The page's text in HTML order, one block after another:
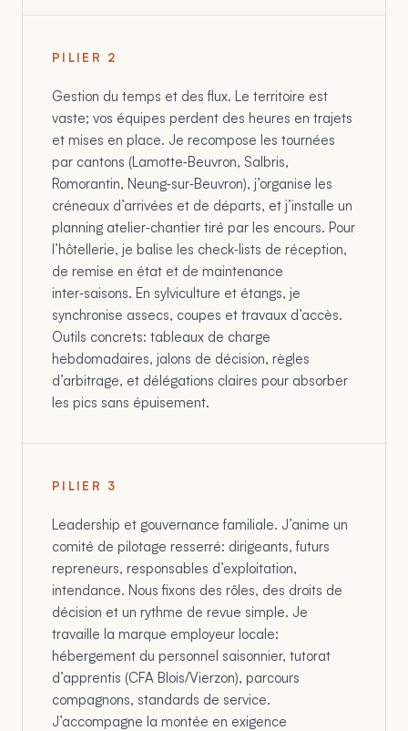
PILIER 2
Gestion du temps et des flux. Le territoire est
vaste; vos équipes perdent des heures en trajets
et mises en place. Je recompose les tournées
par cantons (Lamotte‑Beuvron, Salbris,
Romorantin, Neung‑sur‑Beuvron), j’organise les
créneaux d’arrivées et de départs, et j’installe un
planning atelier‑chantier tiré par les encours. Pour
l’hôtellerie, je balise les check‑lists de réception,
de remise en état et de maintenance
inter‑saisons. En sylviculture et étangs, je
synchronise assecs, coupes et travaux d’accès.
Outils concrets: tableaux de charge
hebdomadaires, jalons de décision, règles
d’arbitrage, et délégations claires pour absorber
les pics sans épuisement.
PILIER 3
Leadership et gouvernance familiale. J’anime un
comité de pilotage resserré: dirigeants, futurs
repreneurs, responsables d’exploitation,
intendance. Nous fixons des rôles, des droits de
décision et un rythme de revue simple. Je
travaille la marque employeur locale:
hébergement du personnel saisonnier, tutorat
d’apprentis (CFA Blois/Vierzon), parcours
compagnons, standards de service.
J’accompagne la montée en exigence